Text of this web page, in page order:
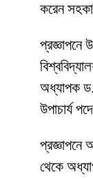
করেন
প্রজ্ঞাপনে
অধ্যাপক ড.
উপাচার্য
প্রজ্ঞাপনে
থেকে